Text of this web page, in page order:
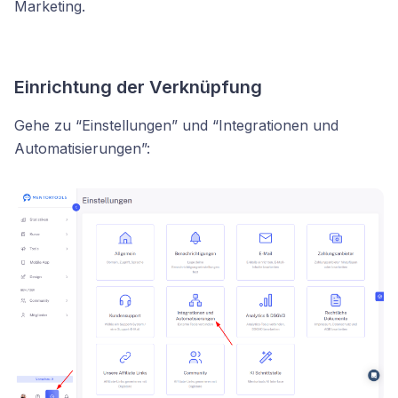
Marketing.
Einrichtung der Verknüpfung
Gehe zu “Einstellungen” und “Integrationen und
Automatisierungen”: